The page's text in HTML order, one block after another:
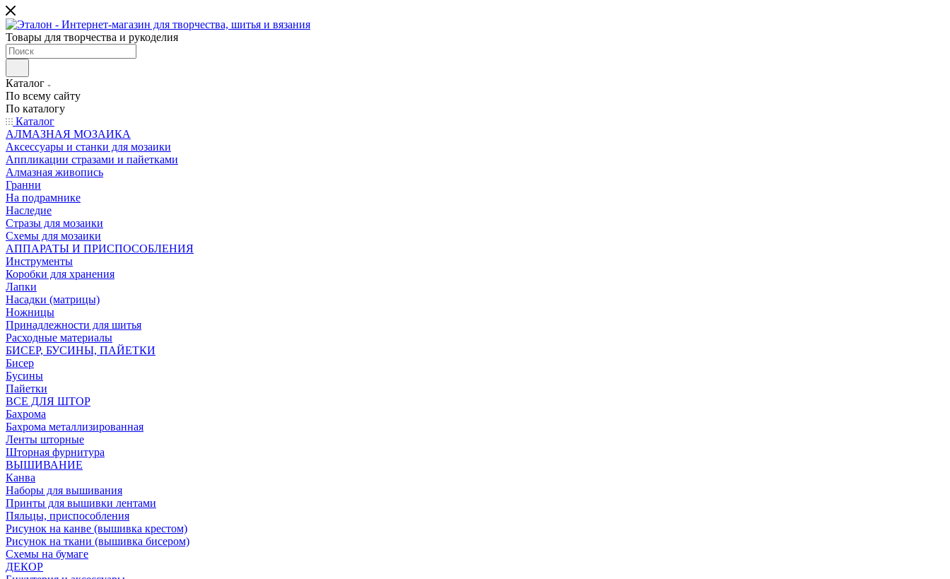
Товары для творчества и рукоделия
Каталог
По всему сайту
По каталогу
Каталог
АЛМАЗНАЯ МОЗАИКА
Аксессуары и станки для мозаики
Аппликации стразами и пайетками
Алмазная живопись
Гранни
На подрамнике
Наследие
Стразы для мозаики
Схемы для мозаики
АППАРАТЫ И ПРИСПОСОБЛЕНИЯ
Инструменты
Коробки для хранения
Лапки
Насадки (матрицы)
Ножницы
Принадлежности для шитья
Расходные материалы
БИСЕР, БУСИНЫ, ПАЙЕТКИ
Бисер
Бусины
Пайетки
ВСЕ ДЛЯ ШТОР
Бахрома
Бахрома металлизированная
Ленты шторные
Шторная фурнитура
ВЫШИВАНИЕ
Канва
Наборы для вышивания
Принты для вышивки лентами
Пяльцы, приспособления
Рисунок на канве (вышивка крестом)
Рисунок на ткани (вышивка бисером)
Схемы на бумаге
ДЕКОР